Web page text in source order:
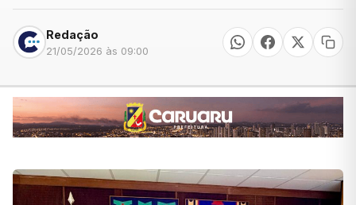
Redação
21/05/2026 às 09:00